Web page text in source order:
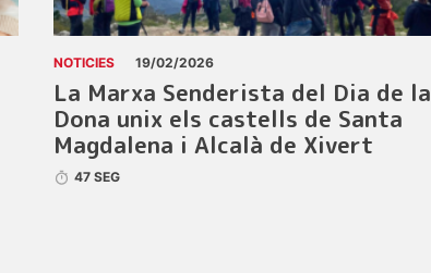
NOTICIES 19/02/2026
La Marxa Senderista del Dia de la
Dona unix els castells de Santa
Magdalena i Alcalà de Xivert
47 SEG